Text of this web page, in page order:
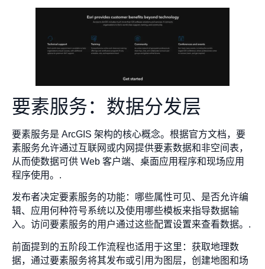
要素服务：数据分发层
要素服务是 ArcGIS 架构的核心概念。根据官方文档，要
素服务允许通过互联网或内网提供要素数据和非空间表，
从而使数据可供 Web 客户端、桌面应用程序和现场应用
程序使用。.
发布者决定要素服务的功能：哪些属性可见、是否允许编
辑、应用何种符号系统以及使用哪些模板来指导数据输
入。访问要素服务的用户通过这些配置设置来查看数据。.
前面提到的五阶段工作流程也适用于这里：获取地理数
据，通过要素服务将其发布或引用为图层，创建地图和场